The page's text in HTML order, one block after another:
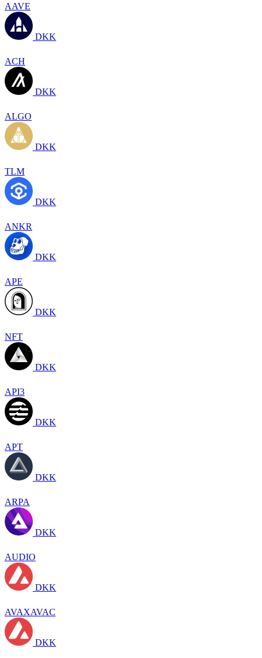
AAVE
DKK
ACH
DKK
ALGO
DKK
TLM
DKK
ANKR
DKK
APE
DKK
NFT
DKK
API3
DKK
APT
DKK
ARPA
DKK
AUDIO
DKK
AVAXAVAC
DKK